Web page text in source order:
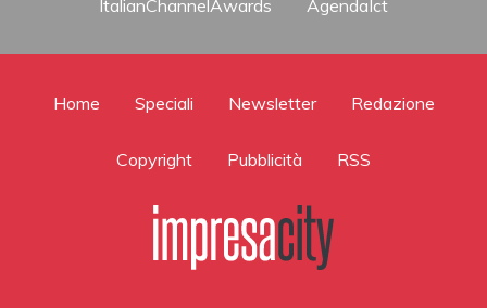
ItalianChannelAwards
AgendaIct
Home Speciali Newsletter Redazione
Copyright Pubblicità RSS